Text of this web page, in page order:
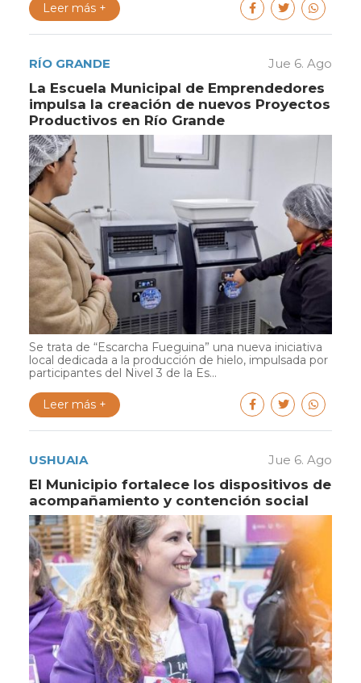
Leer más +
RÍO GRANDE Jue 6. Ago
La Escuela Municipal de Emprendedores
impulsa la creación de nuevos Proyectos
Productivos en Río Grande
Se trata de “Escarcha Fueguina” una nueva iniciativa
local dedicada a la producción de hielo, impulsada por
participantes del Nivel 3 de la Es...
Leer más +
USHUAIA Jue 6. Ago
El Municipio fortalece los dispositivos de
acompañamiento y contención social